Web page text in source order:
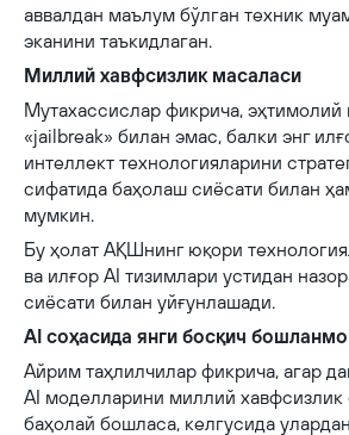
аввалдан маълум бўлган техник
эканини таъкидлаган.
Миллий хавфсизлик масаласи
Мутахассислар фикрича, эҳтимолий
«jailbreak» билан эмас, балки энг
интеллект технологияларини
сифатида баҳолаш сиёсати билан
мумкин.
Бу ҳолат АҚШнинг юқори
ва илғор AI тизимлари устидан
сиёсати билан уйғунлашади.
AI соҳасида янги босқич
Айрим таҳлилчилар фикрича, агар
AI моделларини миллий хавфсизлик
баҳолай бошласа, келгусида